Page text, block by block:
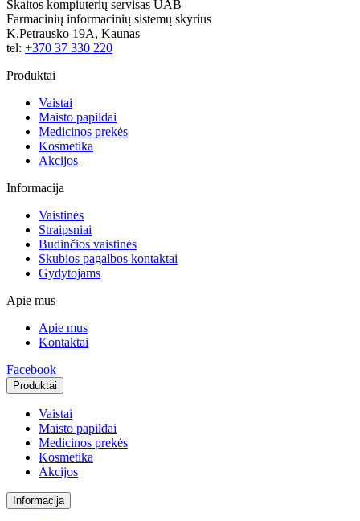
Skaitos kompiuterių servisas UAB
Farmacinių informacinių sistemų skyrius
K.Petrausko 19A, Kaunas
tel: +370 37 330 220
Produktai
Vaistai
Maisto papildai
Medicinos prekės
Kosmetika
Akcijos
Informacija
Vaistinės
Straipsniai
Budinčios vaistinės
Skubios pagalbos kontaktai
Gydytojams
Apie mus
Apie mus
Kontaktai
Facebook
Produktai
Vaistai
Maisto papildai
Medicinos prekės
Kosmetika
Akcijos
Informacija